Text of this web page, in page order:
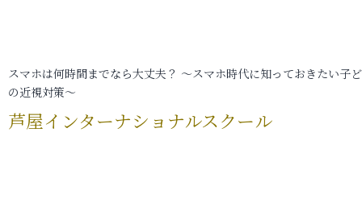
スマホは何時間までなら大丈夫？ ～スマホ時代に知っておきたい子
の近視対策～
芦屋インターナショナルスクール